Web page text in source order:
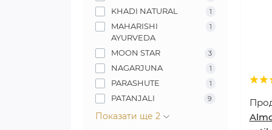
KHADI NATURAL 1
MAHARISHI
AYURVEDA
1
MOON STAR 3
NAGARJUNA 1
PARASHUTE 1
PATANJALI 9
Показати ще 2